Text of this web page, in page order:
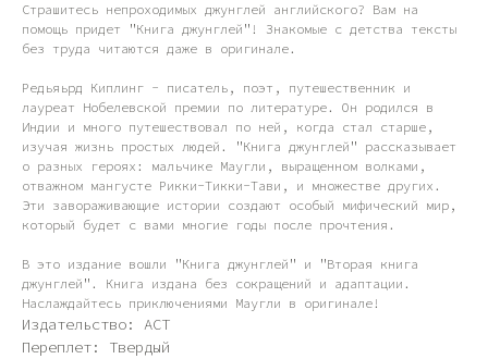
Страшитесь непроходимых джунглей английского? Вам на
помощь придет "Книга джунглей"! Знакомые с детства тексты
без труда читаются даже в оригинале.
Редьяьрд Киплинг - писатель, поэт, путешественник и
лауреат Нобелевской премии по литературе. Он родился в
Индии и много путешествовал по ней, когда стал старше,
изучая жизнь простых людей. "Книга джунглей" рассказывает
о разных героях: мальчике Маугли, выращенном волками,
отважном мангусте Рикки-Тикки-Тави, и множестве других.
Эти завораживающие истории создают особый мифический мир,
который будет с вами многие годы после прочтения.
В это издание вошли "Книга джунглей" и "Вторая книга
джунглей". Книга издана без сокращений и адаптации.
Наслаждайтесь приключениями Маугли в оригинале!
Издательство: АСТ
Переплет: Твердый